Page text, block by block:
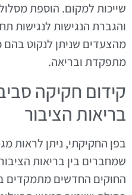
שייכות למקום. הוספת
והגברת הנגישות לנגישות
מהצעדים שניתן לנקוט בהם
מתפקדת ובריאה.
קידום חקיקה
בריאות הציבור
בפן החקיקתי, ניתן לראות
שמחברים בין בריאות
החוקים החדשים מתמקדים